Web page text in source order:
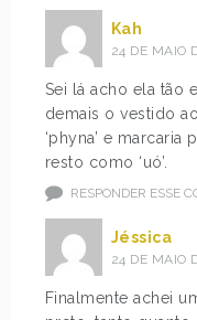
Kah
24 DE MAIO
Sei lá acho ela tão
demais o vestido
‘phyna’ e
resto como ‘uó’.
RESPONDER ESSE
Jéssica
24 DE MAIO
Finalmente achei